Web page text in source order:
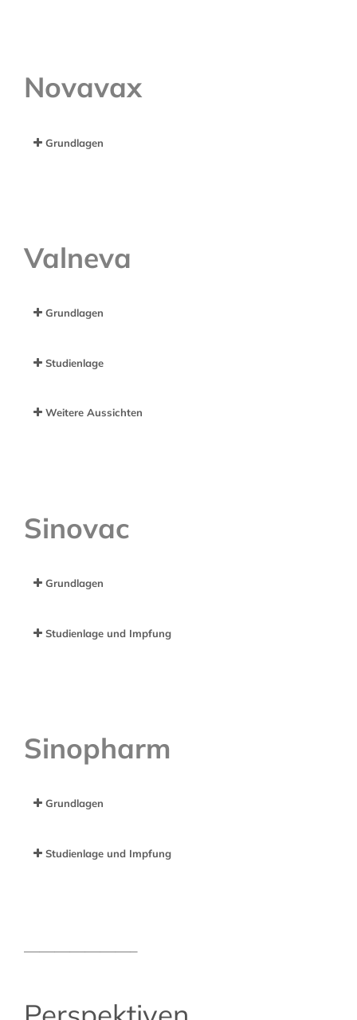
Novavax
Grundlagen
Valneva
Grundlagen
Studienlage
Weitere Aussichten
Sinovac
Grundlagen
Studienlage und Impfung
Sinopharm
Grundlagen
Studienlage und Impfung
———————–